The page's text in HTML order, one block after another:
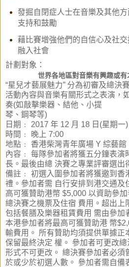
發掘自閉症人士在音樂及其他
支持和鼓勵
藉比賽增強他們的自信心及社
融入社會
計劃對象：
世界各地區對音樂有興趣或
“星兒才藝展魅力” 分為初審及總決賽
活動內容與音樂有關形式之表演，
奏(如敲擊樂器、結他、小提
琴、鋼琴等)
日期﹕ 2017 年 12 月 18 日(星期一)
時間﹕ 晚上 7:00
地點﹕ 香港柴灣青年廣場 Y 綜藝館
內容﹕ 每隊參加者將獲五分鐘表演
長。最後由總 決賽之專業評審選出
備註﹕ 初選入圍參加者將獲邀到香
禮。參加者需 自行安排到港交通及
高可獲贊助港幣 $5,000 以資助參
總決賽之機票及住宿 費用。超出上
包括餐膳及樂器租賃費用 需由參加
本港參加者將最高可獲贊助港 幣
輸費用。 所有贊助均須提供單據正
保留最終決定 權。 參加者可更改
形式不可更改。 總決賽參加者必須
於或少於初選人數。 參加者需自備